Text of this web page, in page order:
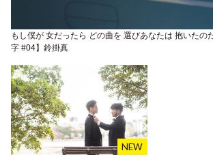
もし僕が 女だったら どの曲を 選びあなたは 抱いたの
字 #04】鈴掛真